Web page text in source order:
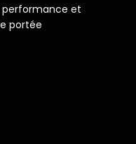
performance et
portée